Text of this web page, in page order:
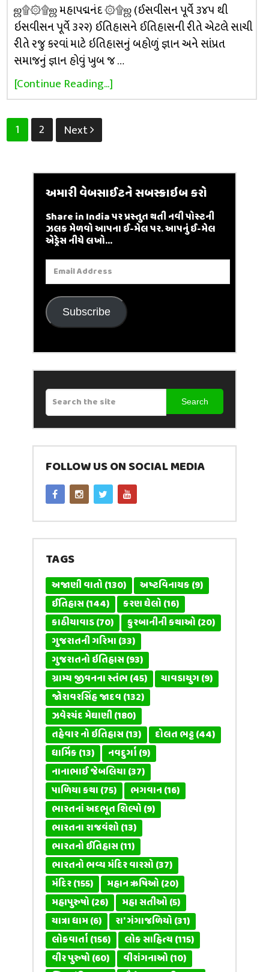
ஜ۩۞۩ஜ મહાપદ્મનંદ ۞۩ஜ (ઈસવીસન પૂર્વે ૩૪૫ થી
ઇસવીસન પૂર્વે ૩૨૨) ઈતિહાસને ઈતિહાસની રીતે એટલે સાચી
રીતે રજુ કરવાં માટે ઇતિહાસનું બહોળું જ્ઞાન અને સાંપ્રત
સમાજનું જ્ઞાન હોવું ખુબ જ …
[Continue Reading...]
Posts
pagination
1 2 Next
અમારી વેબસાઈટને સબસ્ક્રાઇબ કરો
Share in India પર પ્રસ્તુત થતી નવી પોસ્ટની
ઝલક મેળવો આપના ઈ-મેલ પર. આપનું ઈ-મેલ
એડ્રેસ નીચે લખો...
Email
Address
Subscribe
Search
FOLLOW US ON SOCIAL MEDIA
TAGS
અજાણી વાતો(130) અષ્ટવિનાયક(9)
ઈતિહાસ(144) કરણ ઘેલો(16)
કાઠીયાવાડ(70) કુરબાનીની કથાઓ(20)
ગુજરાતની ગરિમા(33)
ગુજરાતનો ઇતિહાસ(93)
ગ્રામ્ય જીવનના સ્તંભ(45) ચાવડાયુગ(9)
જોરાવરસિંહ જાદવ(132)
ઝવેરચંદ મેઘાણી(180)
તહેવાર નો ઇતિહાસ(13) દોલત ભટ્ટ(44)
ધાર્મિક(13) નવદુર્ગા(9)
નાનાભાઈ જેબલિયા(37)
પાળિયા કથા(75) ભગવાન(16)
ભારતનાં અદભૂત શિલ્પો(9)
ભારતના રાજવંશો(13)
ભારતનો ઈતિહાસ(11)
ભારતનો ભવ્ય મંદિર વારસો(37)
મંદિર(155) મહાન ઋષિઓ(20)
મહાપુરુષો(26) મહા સતીઓ(5)
યાત્રા ધામ(6) રા' ગંગાજળિયો(31)
લોકવાર્તા(156) લોક સાહિત્ય(115)
વીર પુરુષો(60) વીરાંગનાઓ(10)